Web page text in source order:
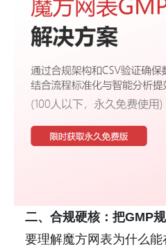
二、合规硬核：把GMP
要理解魔方网表为什么